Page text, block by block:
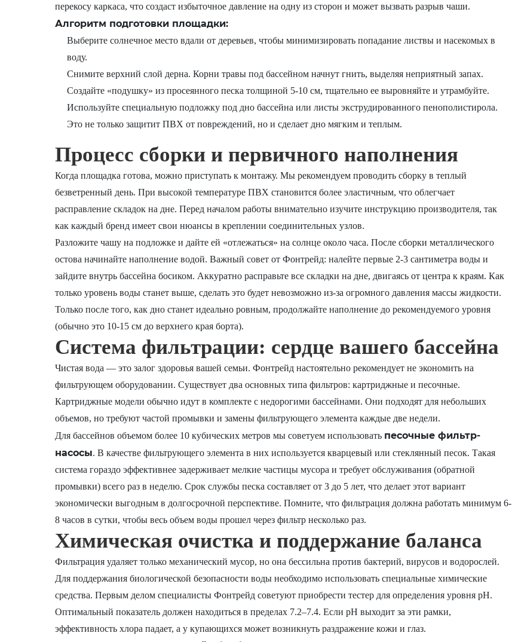
перекосу каркаса, что создаст избыточное давление на одну из сторон и может вызвать разрыв чаши.
Алгоритм подготовки площадки:
Выберите солнечное место вдали от деревьев, чтобы минимизировать попадание листвы и насекомых в
воду.
Снимите верхний слой дерна. Корни травы под бассейном начнут гнить, выделяя неприятный запах.
Создайте «подушку» из просеянного песка толщиной 5-10 см, тщательно ее выровняйте и утрамбуйте.
Используйте специальную подложку под дно бассейна или листы экструдированного пенополистирола.
Это не только защитит ПВХ от повреждений, но и сделает дно мягким и теплым.
Процесс сборки и первичного наполнения
Когда площадка готова, можно приступать к монтажу. Мы рекомендуем проводить сборку в теплый
безветренный день. При высокой температуре ПВХ становится более эластичным, что облегчает
расправление складок на дне. Перед началом работы внимательно изучите инструкцию производителя, так
как каждый бренд имеет свои нюансы в креплении соединительных узлов.
Разложите чашу на подложке и дайте ей «отлежаться» на солнце около часа. После сборки металлического
остова начинайте наполнение водой. Важный совет от Фонтрейд: налейте первые 2-3 сантиметра воды и
зайдите внутрь бассейна босиком. Аккуратно расправьте все складки на дне, двигаясь от центра к краям. Как
только уровень воды станет выше, сделать это будет невозможно из-за огромного давления массы жидкости.
Только после того, как дно станет идеально ровным, продолжайте наполнение до рекомендуемого уровня
(обычно это 10-15 см до верхнего края борта).
Система фильтрации: сердце вашего бассейна
Чистая вода — это залог здоровья вашей семьи. Фонтрейд настоятельно рекомендует не экономить на
фильтрующем оборудовании. Существует два основных типа фильтров: картриджные и песочные.
Картриджные модели обычно идут в комплекте с недорогими бассейнами. Они подходят для небольших
объемов, но требуют частой промывки и замены фильтрующего элемента каждые две недели.
Для бассейнов объемом более 10 кубических метров мы советуем использовать песочные фильтр-
насосы. В качестве фильтрующего элемента в них используется кварцевый или стеклянный песок. Такая
система гораздо эффективнее задерживает мелкие частицы мусора и требует обслуживания (обратной
промывки) всего раз в неделю. Срок службы песка составляет от 3 до 5 лет, что делает этот вариант
экономически выгодным в долгосрочной перспективе. Помните, что фильтрация должна работать минимум 6-
8 часов в сутки, чтобы весь объем воды прошел через фильтр несколько раз.
Химическая очистка и поддержание баланса
Фильтрация удаляет только механический мусор, но она бессильна против бактерий, вирусов и водорослей.
Для поддержания биологической безопасности воды необходимо использовать специальные химические
средства. Первым делом специалисты Фонтрейд советуют приобрести тестер для определения уровня pH.
Оптимальный показатель должен находиться в пределах 7.2–7.4. Если pH выходит за эти рамки,
эффективность хлора падает, а у купающихся может возникнуть раздражение кожи и глаз.